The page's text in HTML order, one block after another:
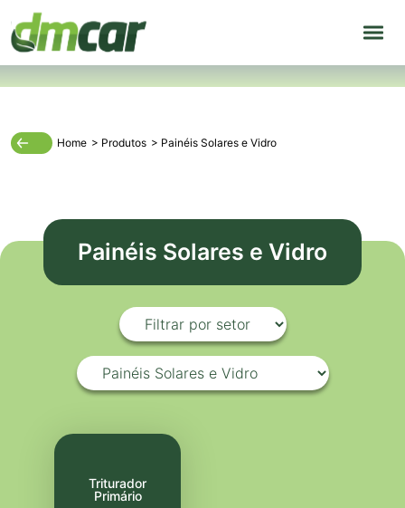
Home > Produtos > Painéis Solares e Vidro
Painéis Solares e Vidro
Triturador
Primário